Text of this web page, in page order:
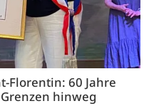
Florentin: 60 Jahre
hinweg